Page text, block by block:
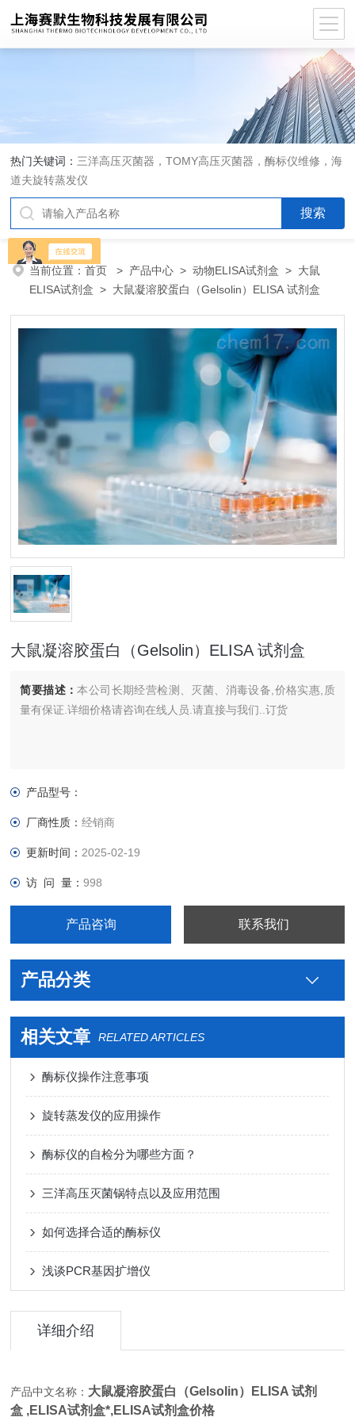
热门关键词： 三洋高压灭菌器，TOMY高压灭菌器，酶标仪维修，海
道夫旋转蒸发仪
当前位置：首页 > 产品中心 >动物ELISA试剂盒 > 大鼠
ELISA试剂盒 > 大鼠凝溶胶蛋白（Gelsolin）ELISA 试剂盒
大鼠凝溶胶蛋白（Gelsolin）ELISA 试剂盒
简要描述：本公司长期经营检测、灭菌、消毒设备,价格实惠,质
量有保证.详细价格请咨询在线人员.请直接与我们..订货
产品型号：
厂商性质：经销商
更新时间： 2025-02-19
访 问 量：998
产品咨询 联系我们
产品分类
相关文章 RELATED ARTICLES
酶标仪操作注意事项
旋转蒸发仪的应用操作
酶标仪的自检分为哪些方面？
三洋高压灭菌锅特点以及应用范围
如何选择合适的酶标仪
浅谈PCR基因扩增仪
详细介绍
产品中文名称： 大鼠凝溶胶蛋白（Gelsolin）ELISA 试剂
盒 ,ELISA试剂盒*,ELISA试剂盒价格